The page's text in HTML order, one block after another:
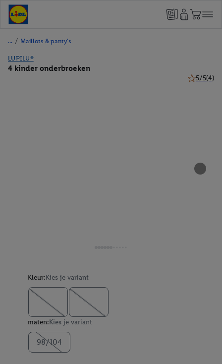
/ Maillots & panty's
LUPILU®
4 kinder onderbroeken
5/5(4)
Kleur:Kies je variant
maten:Kies je variant
98/104